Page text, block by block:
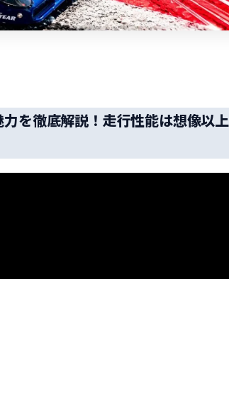
を徹底解説！走行性能は想像以